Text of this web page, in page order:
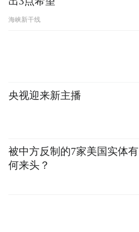
海峡新干线
央视迎来新主播
被中方反制的7家美国实体有
何来头？